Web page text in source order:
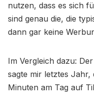
nutzen, dass es sich
sind genau die, die
dann gar keine
Im Vergleich dazu:
sagte mir letztes Jahr,
Minuten am Tag auf